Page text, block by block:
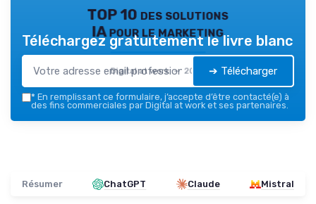
TOP 10 des solutions
IA pour le marketing
Digital at work — 2026
Téléchargez gratuitement le livre blanc
➔ Télécharger
* En remplissant ce formulaire, j’accepte d’être contacté(e) à
des fins commerciales par Digital at work et ses partenaires.
Résumer ChatGPT Claude Mistral